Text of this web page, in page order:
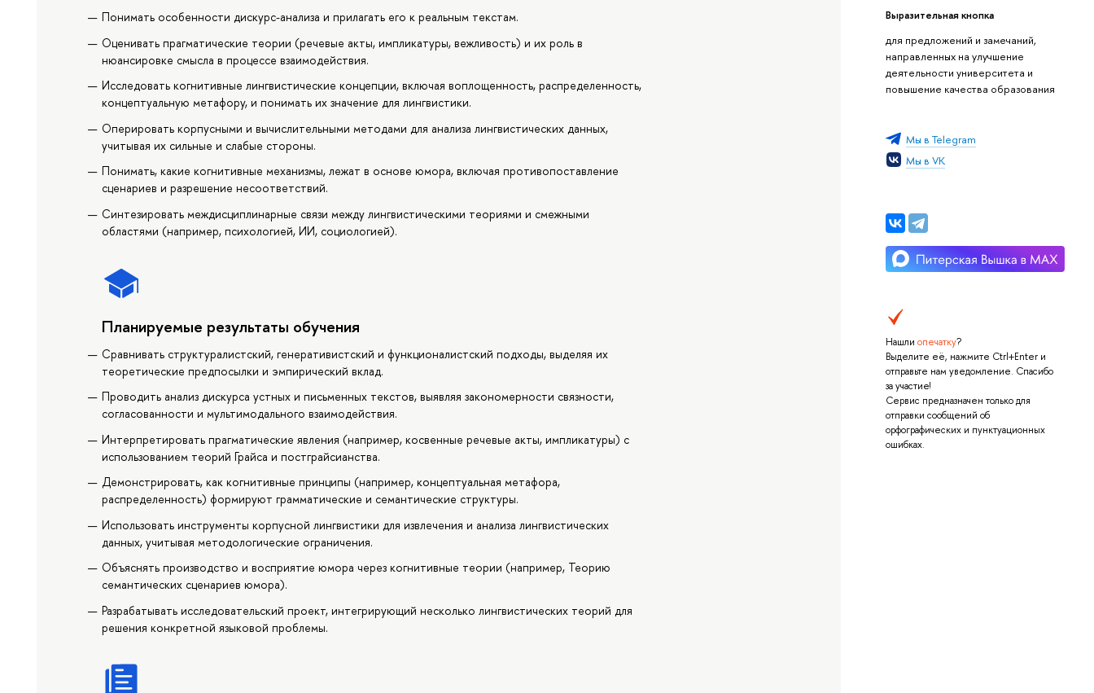
Выразительная кнопка
для предложений и замечаний,
направленных на улучшение
деятельности университета и
повышение качества образования
Мы в Telegram
Мы в VK
Нашли опечатку?
Выделите её, нажмите Ctrl+Enter и
отправьте нам уведомление. Спасибо
за участие!
Сервис предназначен только для
отправки сообщений об
орфографических и пунктуационных
ошибках.
Понимать особенности дискурс-анализа и прилагать его к реальным текстам.
Оценивать прагматические теории (речевые акты, импликатуры, вежливость) и их роль в
нюансировке смысла в процессе взаимодействия.
Исследовать когнитивные лингвистические концепции, включая воплощенность, распределенность,
концептуальную метафору, и понимать их значение для лингвистики.
Оперировать корпусными и вычислительными методами для анализа лингвистических данных,
учитывая их сильные и слабые стороны.
Понимать, какие когнитивные механизмы, лежат в основе юмора, включая противопоставление
сценариев и разрешение несоответствий.
Синтезировать междисциплинарные связи между лингвистическими теориями и смежными
областями (например, психологией, ИИ, социологией).
Планируемые результаты обучения
Сравнивать структуралистский, генеративистский и функционалистский подходы, выделяя их
теоретические предпосылки и эмпирический вклад.
Проводить анализ дискурса устных и письменных текстов, выявляя закономерности связности,
согласованности и мультимодального взаимодействия.
Интерпретировать прагматические явления (например, косвенные речевые акты, импликатуры) с
использованием теорий Грайса и постграйсианства.
Демонстрировать, как когнитивные принципы (например, концептуальная метафора,
распределенность) формируют грамматические и семантические структуры.
Использовать инструменты корпусной лингвистики для извлечения и анализа лингвистических
данных, учитывая методологические ограничения.
Объяснять производство и восприятие юмора через когнитивные теории (например, Теорию
семантических сценариев юмора).
Разрабатывать исследовательский проект, интегрирующий несколько лингвистических теорий для
решения конкретной языковой проблемы.